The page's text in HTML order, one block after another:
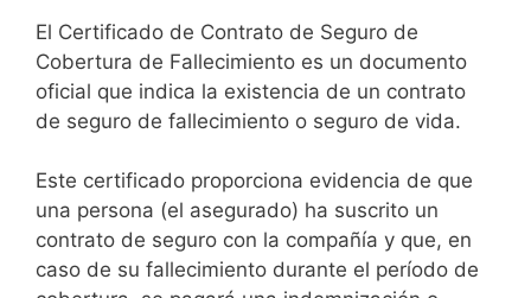
El Certificado de Contrato de Seguro de
Cobertura de Fallecimiento es un documento
oficial que indica la existencia de un contrato
de seguro de fallecimiento o seguro de vida.
Este certificado proporciona evidencia de que
una persona (el asegurado) ha suscrito un
contrato de seguro con la compañía y que, en
caso de su fallecimiento durante el período de